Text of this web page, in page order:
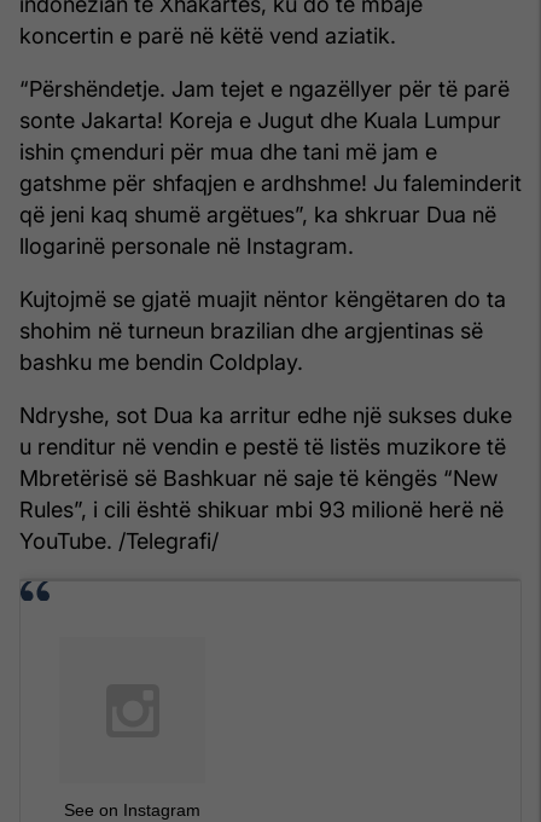
koncertin e parë në këtë vend aziatik.
“Përshëndetje. Jam tejet e ngazëllyer për të parë
sonte Jakarta! Koreja e Jugut dhe Kuala Lumpur
ishin çmenduri për mua dhe tani më jam e
gatshme për shfaqjen e ardhshme! Ju faleminderit
që jeni kaq shumë argëtues”, ka shkruar Dua në
llogarinë personale në Instagram.
Kujtojmë se gjatë muajit nëntor këngëtaren do ta
shohim në turneun brazilian dhe argjentinas së
bashku me bendin Coldplay.
Ndryshe, sot Dua ka arritur edhe një sukses duke
u renditur në vendin e pestë të listës muzikore të
Mbretërisë së Bashkuar në saje të këngës “New
Rules”, i cili është shikuar mbi 93 milionë herë në
YouTube. /Telegrafi/
See on Instagram